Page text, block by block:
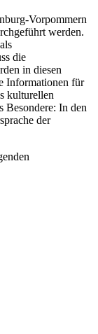
Vorpommern
werden.
die
in diesen
Informationen für
kulturellen
Besondere: In den
der